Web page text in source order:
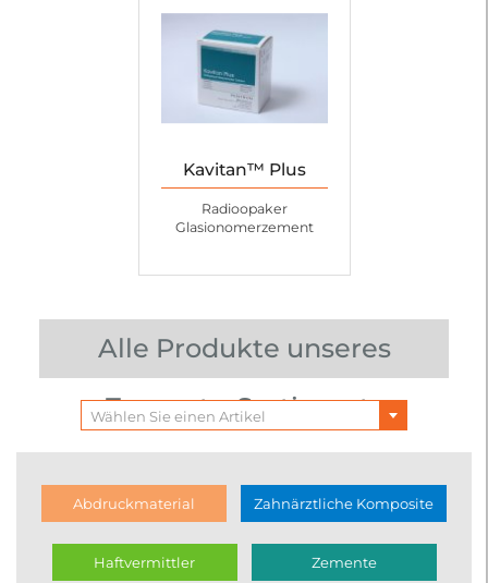
Kavitan™ Plus
Radioopaker
Glasionomerzement
Alle Produkte unseres
Zemente-Sortiments
Wählen Sie einen Artikel
Abdruckmaterial Zahnärztliche Komposite
Haftvermittler Zemente